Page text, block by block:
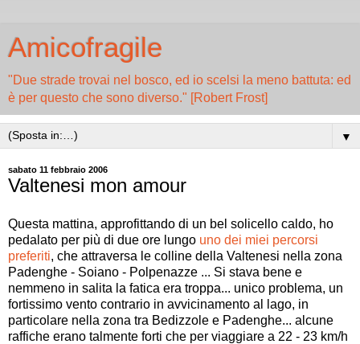
Amicofragile
"Due strade trovai nel bosco, ed io scelsi la meno battuta: ed
è per questo che sono diverso." [Robert Frost]
▼
sabato 11 febbraio 2006
Valtenesi mon amour
Questa mattina, approfittando di un bel solicello caldo, ho
pedalato per più di due ore lungo uno dei miei percorsi
preferiti, che attraversa le colline della Valtenesi nella zona
Padenghe - Soiano - Polpenazze ... Si stava bene e
nemmeno in salita la fatica era troppa... unico problema, un
fortissimo vento contrario in avvicinamento al lago, in
particolare nella zona tra Bedizzole e Padenghe... alcune
raffiche erano talmente forti che per viaggiare a 22 - 23 km/h